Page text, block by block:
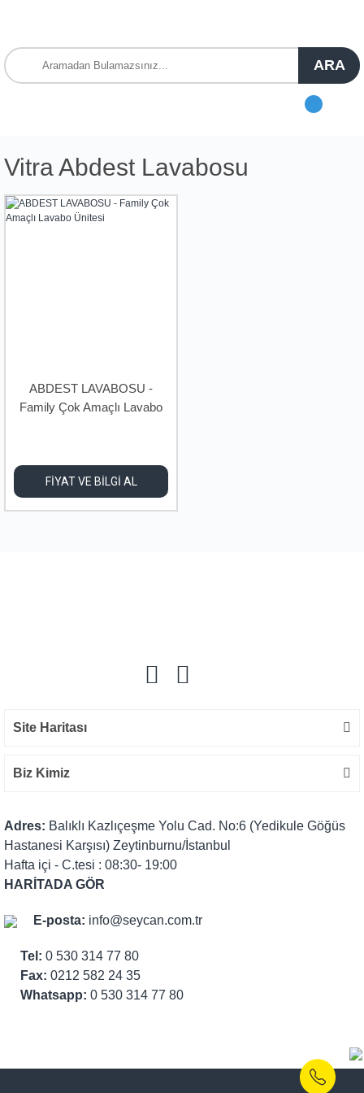
ARA
Vitra Abdest Lavabosu
ABDEST LAVABOSU -
Family Çok Amaçlı Lavabo
FİYAT VE BİLGİ AL
Site Haritası
Biz Kimiz
Adres: Balıklı Kazlıçeşme Yolu Cad. No:6 (Yedikule Göğüs
Hastanesi Karşısı) Zeytinburnu/İstanbul
Hafta içi - C.tesi : 08:30- 19:00
HARİTADA GÖR
E-posta: info@seycan.com.tr
Tel: 0 530 314 77 80
Fax: 0212 582 24 35
Whatsapp: 0 530 314 77 80